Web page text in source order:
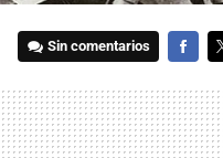
Sin comentarios